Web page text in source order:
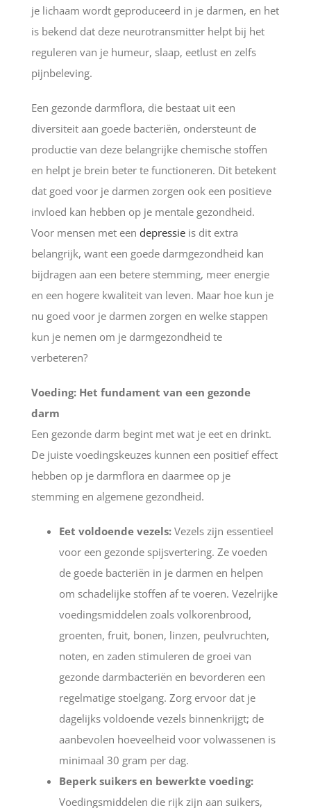
je lichaam wordt geproduceerd in je darmen, en het
is bekend dat deze neurotransmitter helpt bij het
reguleren van je humeur, slaap, eetlust en zelfs
pijnbeleving.
Een gezonde darmflora, die bestaat uit een
diversiteit aan goede bacteriën, ondersteunt de
productie van deze belangrijke chemische stoffen
en helpt je brein beter te functioneren. Dit betekent
dat goed voor je darmen zorgen ook een positieve
invloed kan hebben op je mentale gezondheid.
Voor mensen met een depressieis dit extra
belangrijk, want een goede darmgezondheid kan
bijdragen aan een betere stemming, meer energie
en een hogere kwaliteit van leven. Maar hoe kun je
nu goed voor je darmen zorgen en welke stappen
kun je nemen om je darmgezondheid te
verbeteren?
Voeding: Het fundament van een gezonde
darm
Een gezonde darm begint met wat je eet en drinkt.
De juiste voedingskeuzes kunnen een positief effect
hebben op je darmflora en daarmee op je
stemming en algemene gezondheid.
Eet voldoende vezels:Vezels zijn essentieel
voor een gezonde spijsvertering. Ze voeden
de goede bacteriën in je darmen en helpen
om schadelijke stoffen af te voeren. Vezelrijke
voedingsmiddelen zoals volkorenbrood,
groenten, fruit, bonen, linzen, peulvruchten,
noten, en zaden stimuleren de groei van
gezonde darmbacteriën en bevorderen een
regelmatige stoelgang. Zorg ervoor dat je
dagelijks voldoende vezels binnenkrijgt; de
aanbevolen hoeveelheid voor volwassenen is
minimaal 30 gram per dag.
Beperk suikers en bewerkte voeding:
Voedingsmiddelen die rijk zijn aan suikers,